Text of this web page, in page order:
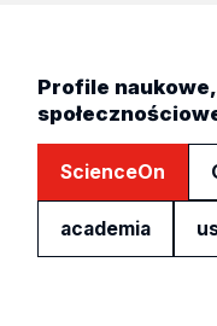
Profile
ScienceOn
academia